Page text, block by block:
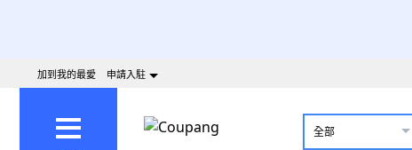
加到我的最愛 申請入駐
全部